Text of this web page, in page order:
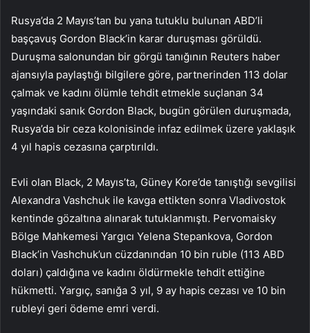
Rusya’da 2 Mayıs’tan bu yana tutuklu bulunan ABD’li
başçavuş Gordon Black’in karar duruşması görüldü.
Duruşma salonundan bir görgü tanığının Reuters haber
ajansıyla paylaştığı bilgilere göre, partnerinden 113 dolar
çalmak ve kadını ölümle tehdit etmekle suçlanan 34
yaşındaki sanık Gordon Black, bugün görülen duruşmada,
Rusya’da bir ceza kolonisinde infaz edilmek üzere yaklaşık
4 yıl hapis cezasına çarptırıldı.
Evli olan Black, 2 Mayıs’ta, Güney Kore’de tanıştığı sevgilisi
Alexandra Vashchuk ile kavga ettikten sonra Vladivostok
kentinde gözaltına alınarak tutuklanmıştı. Pervomaisky
Bölge Mahkemesi Yargıcı Yelena Stepankova, Gordon
Black’in Vashchuk’un cüzdanından 10 bin ruble (113 ABD
doları) çaldığına ve kadını öldürmekle tehdit ettiğine
hükmetti. Yargıç, sanığa 3 yıl, 9 ay hapis cezası ve 10 bin
rubleyi geri ödeme emri verdi.